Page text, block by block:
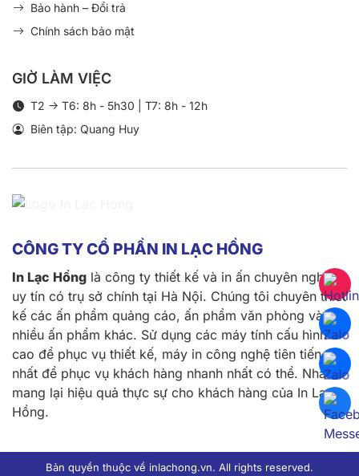
Bảo hành – Đổi trả
Chính sách bảo mật
GIỜ LÀM VIỆC
T2 -> T6: 8h - 5h30 | T7: 8h - 12h
Biên tập: Quang Huy
CÔNG TY CỔ PHẦN IN LẠC HỒNG
In Lạc Hồng là công ty thiết kế và in ấn chuyên nghiệp
uy tín có trụ sở chính tại Hà Nội. Chúng tôi chuyên thiết
kế các ấn phẩm quảng cáo, ấn phẩm văn phòng và
nhiều ấn phẩm khác. Sử dụng các máy tính cấu hình
cao để phục vụ thiết kế, máy in công nghệ tiên tiến
nhất để phục vụ khách hàng nhanh nhất có thể. Nhằm
mang lại hiệu quả thực sự cho khách hàng của In Lạc
Hồng.
Bản quyền thuộc về inlachong.vn. All rights reserved.